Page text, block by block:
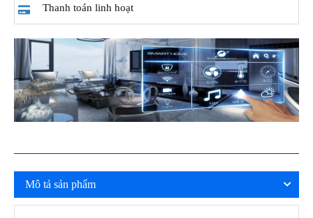
Thanh toán linh hoạt
Mô tả sản phẩm